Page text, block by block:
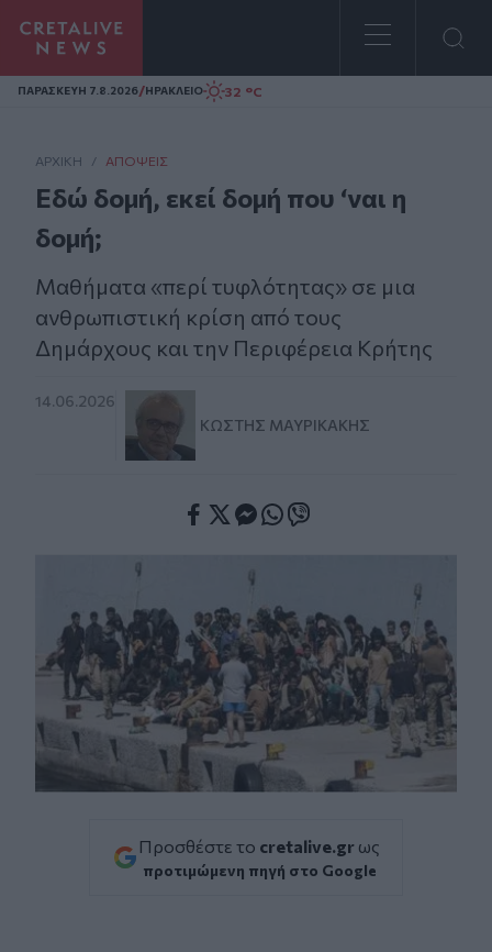
Homepage
ΠΑΡΑΣΚΕΥΗ 7.8.2026/ΗΡΑΚΛΕΙΟ 32 °C
ΑΡΧΙΚΗ / ΑΠΌΨΕΙΣ
Εδώ δομή, εκεί δομή που ‘ναι η
δομή;
Μαθήματα «περί τυφλότητας» σε μια
ανθρωπιστική κρίση από τους
Δημάρχους και την Περιφέρεια Κρήτης
14.06.2026
ΚΩΣΤΉΣ ΜΑΥΡΙΚΆΚΗΣ
Προσθέστε το cretalive.gr ως
προτιμώμενη πηγή στο Google